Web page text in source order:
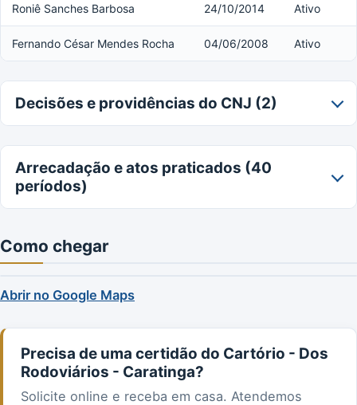
Roniê Sanches Barbosa 24/10/2014 Ativo
Fernando César Mendes Rocha 04/06/2008 Ativo
Decisões e providências do CNJ (2)
Arrecadação e atos praticados (40
períodos)
Como chegar
Abrir no Google Maps
Precisa de uma certidão do Cartório - Dos
Rodoviários - Caratinga?
Solicite online e receba em casa. Atendemos